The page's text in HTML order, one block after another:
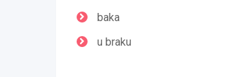
baka
u braku